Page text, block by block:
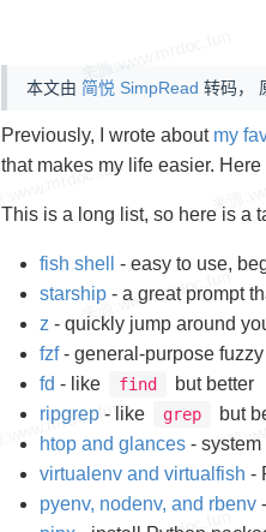
本文由 简悦 SimpRead 转码，
Previously, I wrote about my
that makes my life easier.
This is a long list, so here is a
fish shell
- easy to use,
starship - a great prompt
z - quickly jump around
fzf- general-purpose fuzzy
fd - like find
but better
ripgrep - like grep
but
htop and glances -
virtualenv and virtualfish -
pyenv, nodenv, and rbenv